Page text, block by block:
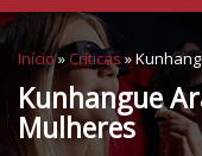
Início»Críticas »
Kunhangue
Mulheres